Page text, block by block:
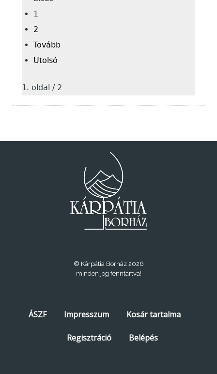
1
2
Tovább
Utolsó
1. oldal / 2
© Kárpátia Borház 2026
minden jog fenntartva!
ÁSZF Impresszum Kosár tartalma
Regisztráció Belépés